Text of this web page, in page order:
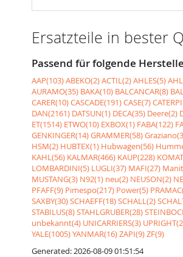
Ersatzteile in bester
Passend für folgende
AAP(103)ABEKO(2)ACTIL(2)AHLES(5)
AURAMO(35) BAKA(10) BALCANCAR(8)
CARER(10)CASCADE(191)CASE(7)
DAN(2161) DATSUN(1) DECA(35) Deere(2)
ET(1514) ETWO(10) EXBOX(1) FABA(122)
GENKINGER(14)GRAMMER(58)
HSM(2) HUBTEX(1) Hubwagen(56)
KAHL(56) KALMAR(466) KAUP(228)
LOMBARDINI(5) LUGLI(37) MAFI(27)
MUSTANG(3) N92(1) neu(2) NEUSON(2)
PFAFF(9) Pimespo(217) Power(5)
SAXBY(30)SCHAEFF(18)SCHALL(2)
STABILUS(8)STAHLGRUBER(28)
unbekannt(4) UNICARRIERS(3)
YALE(1005)YANMAR(16)ZAPI(9)ZF(9)
Generated: 2026-08-09 01:51:54